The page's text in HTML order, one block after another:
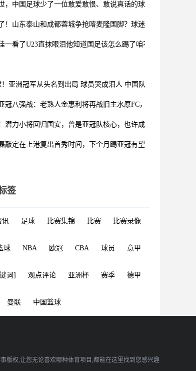
，中国足球少了一位敢爱敢恨、敢说真话的球迷
！山东泰山和成都蓉城争抢喀麦隆国脚？球迷：莫名惊诧
一看了U23直抹眼泪他知道国足该怎么踢了咱不能做犟种
亚洲冠军从头名到出局 球员哭成泪人 中国队冲4强好消息
冠八强战：老熟人金惠利将再战旧主水原FC，谁将笑到最后？
潜力小将回归国安，曾是亚冠队核心，也许成张源替代者
敲定在上港复出首秀时间，下个月踢亚冠有望披挂挑大梁
签
讯 足球 比赛集锦 比赛 比赛录像
球 NBA 欧冠 CBA 球员 意甲
词] 观点评论 亚洲杯 赛季 德甲
曼联 中国篮球
版权,让您无论喜欢哪种体育项目,都能在这里找到您感兴趣